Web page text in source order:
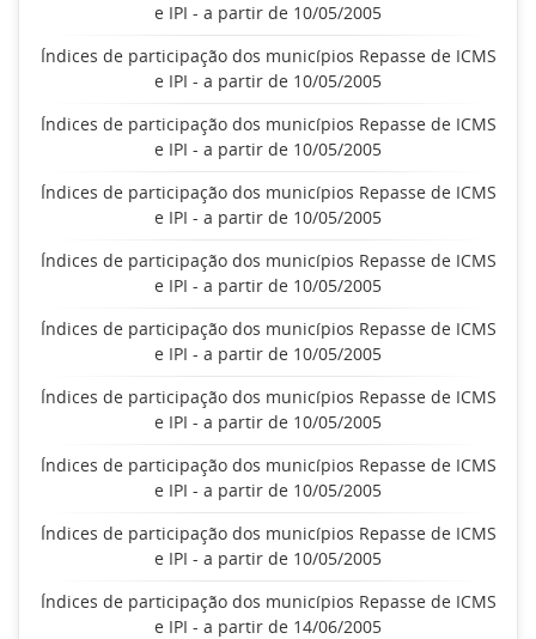
e IPI - a partir de 10/05/2005
Índices de participação dos municípios Repasse de ICMS
e IPI - a partir de 10/05/2005
Índices de participação dos municípios Repasse de ICMS
e IPI - a partir de 10/05/2005
Índices de participação dos municípios Repasse de ICMS
e IPI - a partir de 10/05/2005
Índices de participação dos municípios Repasse de ICMS
e IPI - a partir de 10/05/2005
Índices de participação dos municípios Repasse de ICMS
e IPI - a partir de 10/05/2005
Índices de participação dos municípios Repasse de ICMS
e IPI - a partir de 10/05/2005
Índices de participação dos municípios Repasse de ICMS
e IPI - a partir de 10/05/2005
Índices de participação dos municípios Repasse de ICMS
e IPI - a partir de 10/05/2005
Índices de participação dos municípios Repasse de ICMS
e IPI - a partir de 14/06/2005